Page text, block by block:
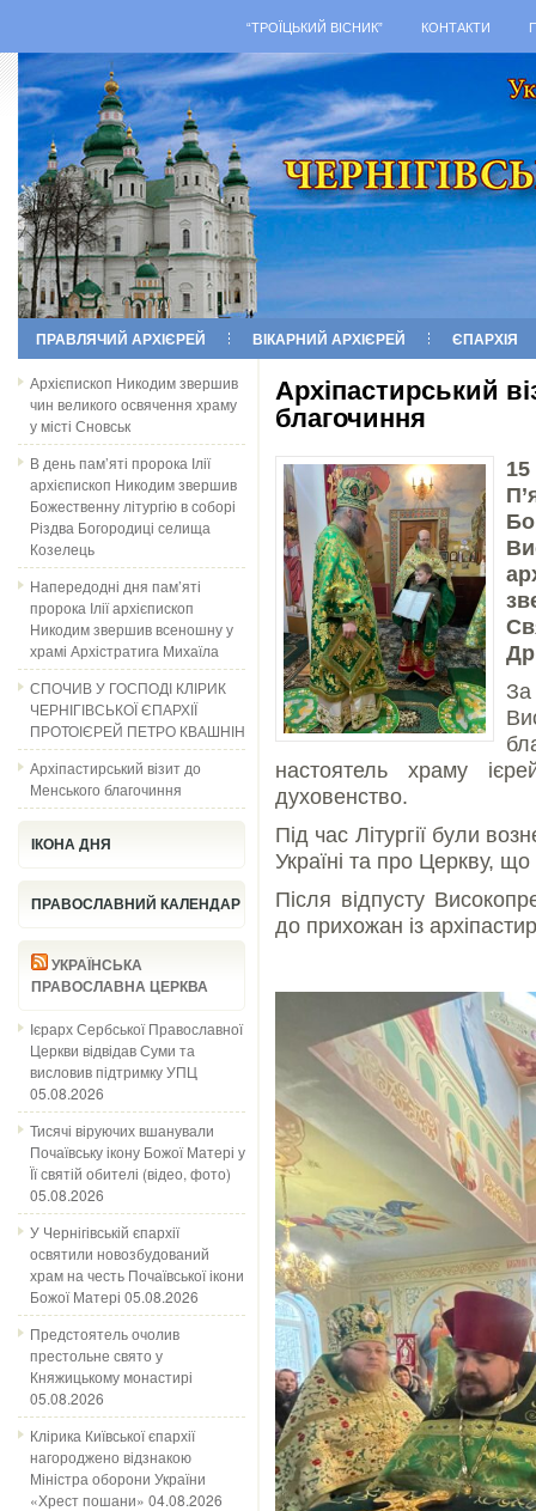
“ТРОЇЦЬКИЙ ВІСНИК” КОНТАКТИ
ПРАВЛЯЧИЙ АРХІЄРЕЙ ВІКАРНИЙ АРХІЄРЕЙ ЄПАРХІЯ
Архієпископ Никодим звершив
чин великого освячення храму
у місті Сновськ
В день пам’яті пророка Ілії
архієпископ Никодим звершив
Божественну літургію в соборі
Різдва Богородиці селища
Козелець
Напередодні дня пам’яті
пророка Ілії архієпископ
Никодим звершив всеношну у
храмі Архістратига Михаїла
СПОЧИВ У ГОСПОДІ КЛІРИК
ЧЕРНІГІВСЬКОЇ ЄПАРХІЇ
ПРОТОІЄРЕЙ ПЕТРО КВАШНІН
Архіпастирський візит до
Менського благочиння
ІКОНА ДНЯ
ПРАВОСЛАВНИЙ КАЛЕНДАР
УКРАЇНСЬКА
ПРАВОСЛАВНА ЦЕРКВА
Ієрарх Сербської Православної
Церкви відвідав Суми та
висловив підтримку УПЦ
05.08.2026
Тисячі віруючих вшанували
Почаївську ікону Божої Матері у
Її святій обителі (відео, фото)
05.08.2026
У Чернігівській єпархії
освятили новозбудований
храм на честь Почаївської ікони
Божої Матері 05.08.2026
Предстоятель очолив
престольне свято у
Княжицькому монастирі
05.08.2026
Клірика Київської єпархії
нагороджено відзнакою
Міністра оборони України
«Хрест пошани» 04.08.2026
Архіпастирський
благочиння
15
настоятель храму
духовенство.
Під час Літургії були
Україні та про Церкву, що
Після відпусту
до прихожан із